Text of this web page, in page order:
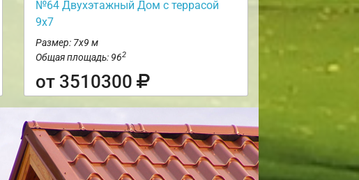
№64 Двухэтажный Дом с террасой
9х7
Размер: 7х9 м
Общая площадь: 962
от 3510300